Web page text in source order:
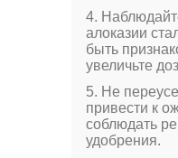
4.
алоказии
быть
увеличьте
5. Не
привести к
соблюдать
удобрения.